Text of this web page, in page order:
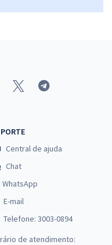
Central de ajuda
Chat
WhatsApp
E-mail
Telefone: 3003-0894
de atendimento: